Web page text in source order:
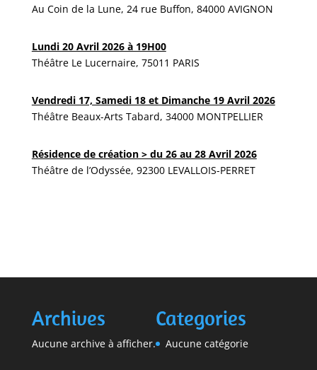
Au Coin de la Lune, 24 rue Buffon, 84000 AVIGNON
Lundi 20 Avril 2026 à 19H00
Théâtre Le Lucernaire, 75011 PARIS
Vendredi 17, Samedi 18 et Dimanche 19 Avril 2026
Théâtre Beaux-Arts Tabard, 34000 MONTPELLIER
Résidence de création > du 26 au 28 Avril 2026
Théâtre de l’Odyssée, 92300 LEVALLOIS-PERRET
Archives
Aucune archive à afficher.
Categories
Aucune catégorie